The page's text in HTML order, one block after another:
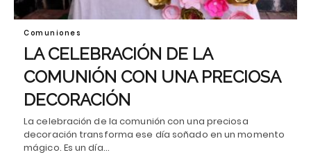
Comuniones
LA CELEBRACIÓN DE LA
COMUNIÓN CON UNA PRECIOSA
DECORACIÓN
La celebración de la comunión con una preciosa
decoración transforma ese día soñado en un momento
mágico. Es un día…